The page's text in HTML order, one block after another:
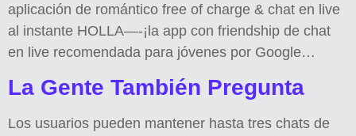
aplicación de romántico free of charge & chat en live
al instante HOLLA—-¡la app con friendship de chat
en live recomendada para jóvenes por Google…
La Gente También Pregunta
Los usuarios pueden mantener hasta tres chats de